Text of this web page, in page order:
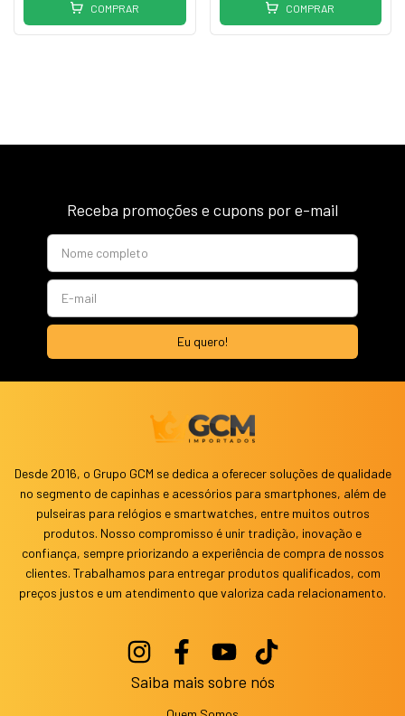
COMPRAR COMPRAR
Receba promoções e cupons por e-mail
Desde 2016, o Grupo GCM se dedica a oferecer soluções de qualidade
no segmento de capinhas e acessórios para smartphones, além de
pulseiras para relógios e smartwatches, entre muitos outros
produtos. Nosso compromisso é unir tradição, inovação e
confiança, sempre priorizando a experiência de compra de nossos
clientes. Trabalhamos para entregar produtos qualificados, com
preços justos e um atendimento que valoriza cada relacionamento.
Saiba mais sobre nós